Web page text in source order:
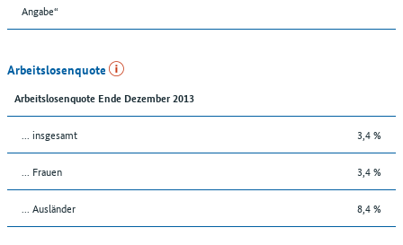
Angabe“
Arbeitslosenquote
Arbeitslosenquote Ende Dezember 2013
... insgesamt 3,4 %
... Frauen 3,4 %
... Ausländer 8,4 %